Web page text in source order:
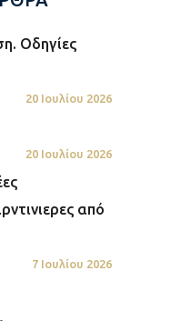
Οδηγίες
20 Ιουλίου 2026
20 Ιουλίου 2026
από
7 Ιουλίου 2026